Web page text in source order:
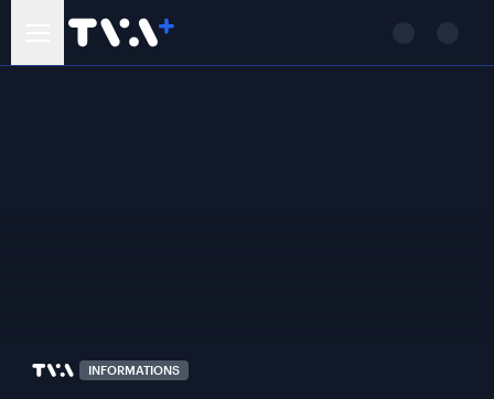
INFORMATIONS